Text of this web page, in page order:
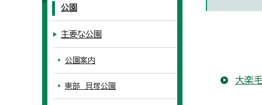
大楽
公園
主要な公園
公園案内
東部 貝塚公園